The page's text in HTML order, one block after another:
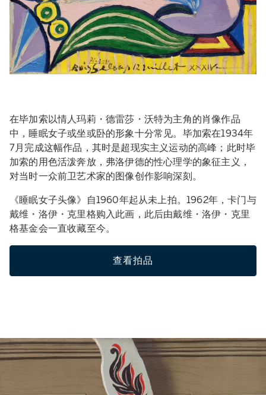
在毕加索以情人玛莉・德雷莎・沃特为主角的肖像作品
中，睡眠女子或坐或卧的形象十分常见。毕加索在1934年
7月完成这幅作品，其时是超现实主义运动的高峰；此时毕
加索的用色活泼奔放，弗洛伊德的性心理学的象征主义，
对当时一众前卫艺术家的图像创作影响深刻。
《睡眠女子头像》自1960年起从未上拍。1962年，卡门与
戴维・洛伊・克里格购入此画，此后由戴维・洛伊・克里
格基金会一直收藏至今。
查看拍品